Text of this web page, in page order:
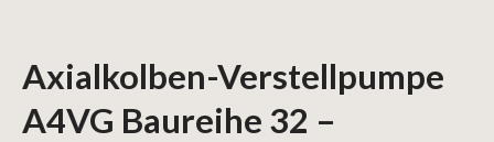
Axialkolben-Verstellpumpe
A4VG Baureihe 32 –